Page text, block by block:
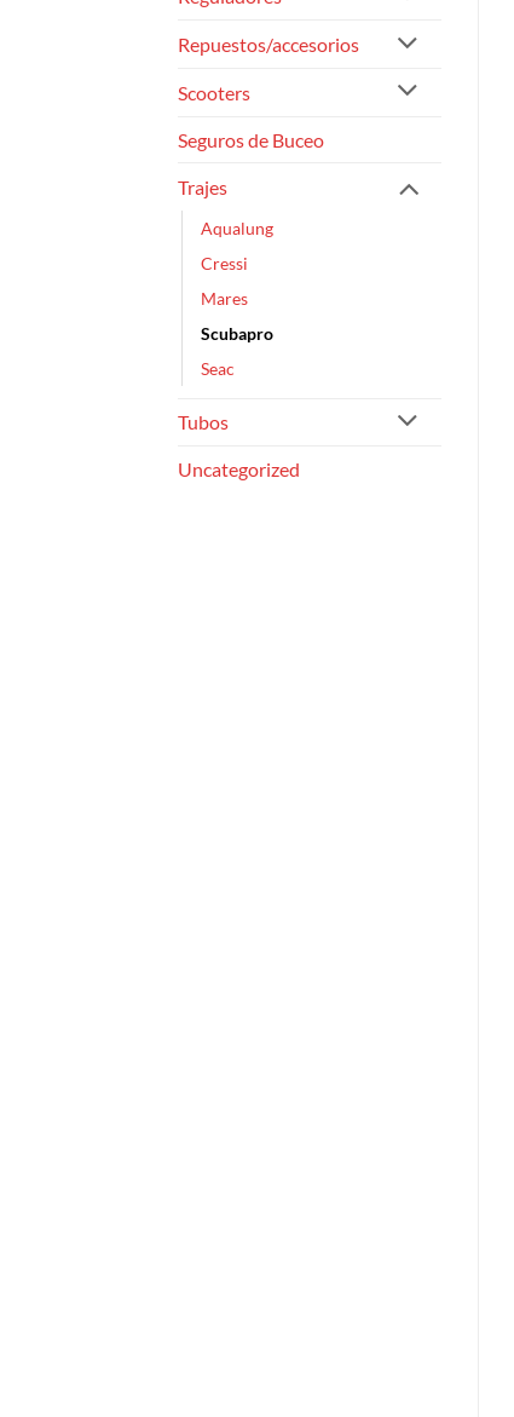
Repuestos/accesorios
Scooters
Seguros de Buceo
Trajes
Aqualung
Cressi
Mares
Scubapro
Seac
Tubos
Uncategorized